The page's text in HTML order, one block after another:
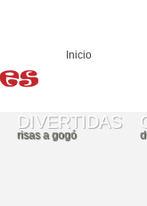
Inicio
DIVERTIDAS
risas a gogó